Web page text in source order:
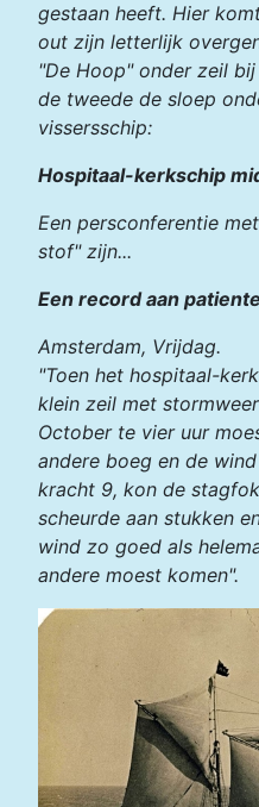
gestaan heeft. Hier
out zijn letterlijk
"De Hoop" onder zeil
de tweede de sloep
vissersschip:
Hospitaal-kerkschip
Een persconferentie
stof" zijn...
Een record aan
Amsterdam, Vrijdag.
"Toen het hospitaal-
klein zeil met
October te vier uur
andere boeg en de
kracht 9, kon de
scheurde aan stukken
wind zo goed als
andere moest komen".